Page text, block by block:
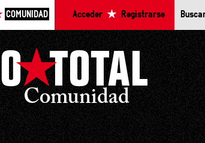
COMUNIDAD Acceder Registrarse